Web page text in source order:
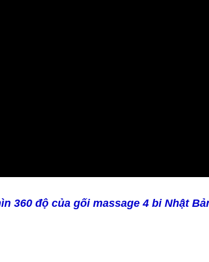
360 độ của gối massage 4 bi Nhật